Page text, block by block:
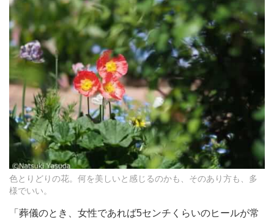
色とりどりの花。何を美しいと感じるのかも、そのあり方も、多
様でいい。
「葬儀のとき、女性であれば5センチくらいのヒールが常